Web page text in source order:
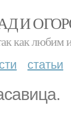
И
как любим
статьи